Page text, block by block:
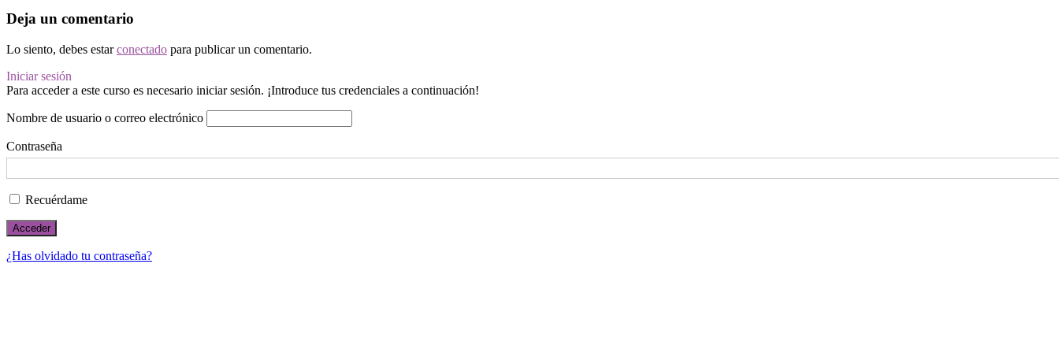
Deja un comentario
Lo siento, debes estarconectado para publicar un comentario.
Iniciar sesión
Para acceder a este curso es necesario iniciar sesión. ¡Introduce tus credenciales a continuación!
Nombre de usuario o correo electrónico
Contraseña
Recuérdame
¿Has olvidado tu contraseña?